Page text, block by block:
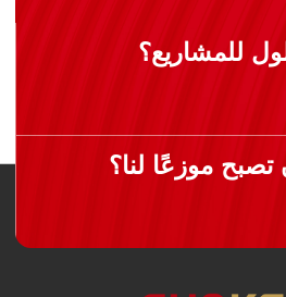
للمشاريع؟
موزعًا لنا؟